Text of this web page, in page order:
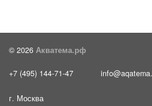
© 2026 Акватема.рф
+7 (495) 144-71-47
г. Москва